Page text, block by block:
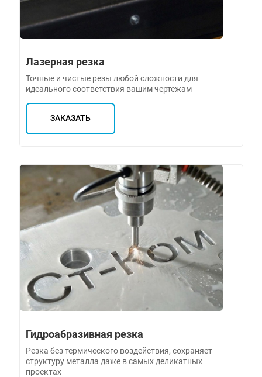
Лазерная резка
Точные и чистые резы любой сложности для
идеального соответствия вашим чертежам
ЗАКАЗАТЬ
Гидроабразивная резка
Резка без термического воздействия, сохраняет
структуру металла даже в самых деликатных
проектах